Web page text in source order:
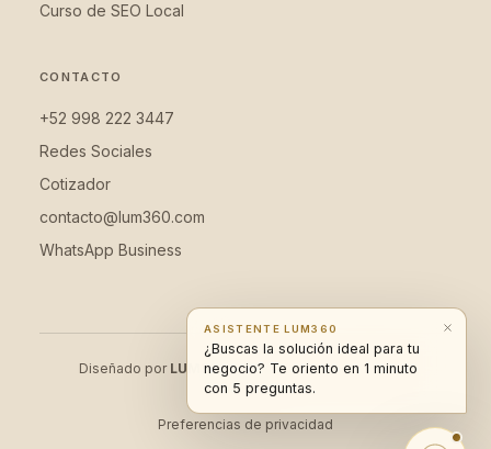
Curso de SEO Local
CONTACTO
+52 998 222 3447
Redes Sociales
Cotizador
contacto@lum360.com
WhatsApp Business
Diseñado por LUM360© 2026 Todos los derechos
reservados.
Preferencias de privacidad
ASISTENTE LUM360
¿Buscas la solución ideal para tu
negocio? Te oriento en 1 minuto
con 5 preguntas.